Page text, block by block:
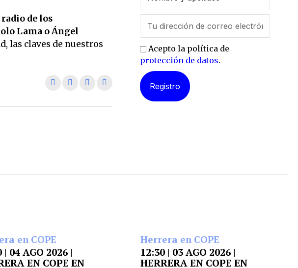
radio de los
Lama o Ángel
las claves de nuestros
Acepto la política de
protección de datos.
en COPE
| 04 AGO 2026 |
EN COPE EN
Herrera en COPE
12:30 | 03 AGO 2026 |
HERRERA EN COPE EN